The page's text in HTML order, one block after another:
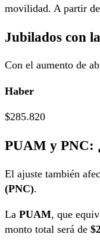
movilidad. A partir
Jubilados con
Con el aumento de
Haber
PUAM y PNC:
El ajuste también
(PNC).
La PUAM, que
monto total será de